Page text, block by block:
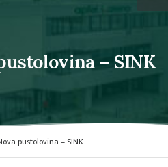
– SINK
pustolovina – SINK